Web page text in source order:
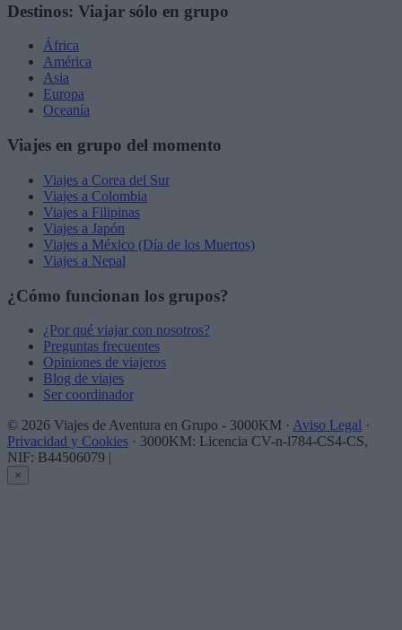
Destinos: Viajar sólo en grupo
África
América
Asia
Europa
Oceanía
Viajes en grupo del momento
Viajes a Corea del Sur
Viajes a Colombia
Viajes a Filipinas
Viajes a Japón
Viajes a México (Día de los Muertos)
Viajes a Nepal
¿Cómo funcionan los grupos?
¿Por qué viajar con nosotros?
Preguntas frecuentes
Opiniones de viajeros
Blog de viajes
Ser coordinador
© 2026 Viajes de Aventura en Grupo - 3000KM · Aviso Legal ·
Privacidad y Cookies · 3000KM: Licencia CV-n-l784-CS4-CS,
NIF: B44506079 |
×